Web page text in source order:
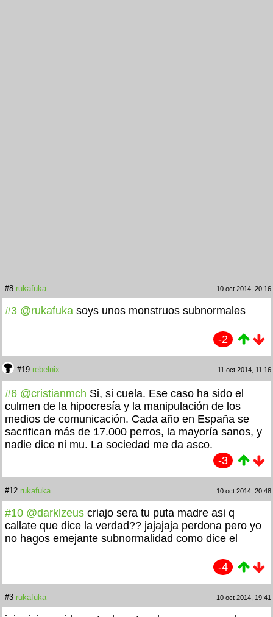
#8 rukafuka 10 oct 2014, 20:16
#3 @rukafuka soys unos monstruos subnormales
-2
#19 rebelnix 11 oct 2014, 11:16
#6 @cristianmch Si, si cuela. Ese caso ha sido el
culmen de la hipocresía y la manipulación de los
medios de comunicación. Cada año en España se
sacrifican más de 17.000 perros, la mayoría sanos, y
nadie dice ni mu. La sociedad me da asco.
-3
#12 rukafuka 10 oct 2014, 20:48
#10 @darklzeus criajo sera tu puta madre asi q
callate que dice la verdad?? jajajaja perdona pero yo
no hagos emejante subnormalidad como dice el
-4
#3 rukafuka 10 oct 2014, 19:41